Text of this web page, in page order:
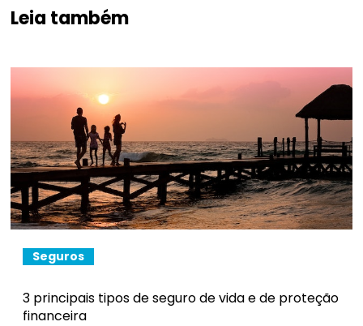
Leia também
Seguros
3 principais tipos de seguro de vida e de proteção
financeira